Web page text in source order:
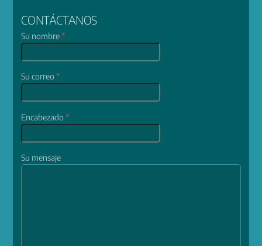
CONTÁCTANOS
Su nombre*
Su correo*
Encabezado*
Su mensaje